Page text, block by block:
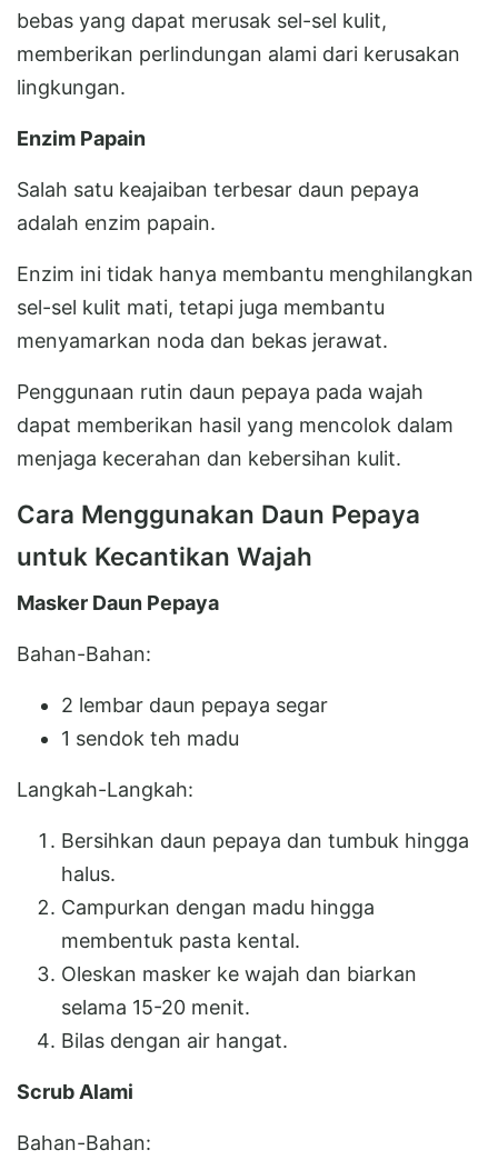
bebas yang dapat merusak sel-sel kulit,
memberikan perlindungan alami dari kerusakan
lingkungan.
Enzim Papain
Salah satu keajaiban terbesar daun pepaya
adalah enzim papain.
Enzim ini tidak hanya membantu menghilangkan
sel-sel kulit mati, tetapi juga membantu
menyamarkan noda dan bekas jerawat.
Penggunaan rutin daun pepaya pada wajah
dapat memberikan hasil yang mencolok dalam
menjaga kecerahan dan kebersihan kulit.
Cara Menggunakan Daun Pepaya
untuk Kecantikan Wajah
Masker Daun Pepaya
Bahan-Bahan:
2 lembar daun pepaya segar
1 sendok teh madu
Langkah-Langkah:
Bersihkan daun pepaya dan tumbuk hingga
halus.
Campurkan dengan madu hingga
membentuk pasta kental.
Oleskan masker ke wajah dan biarkan
selama 15-20 menit.
Bilas dengan air hangat.
Scrub Alami
Bahan-Bahan: